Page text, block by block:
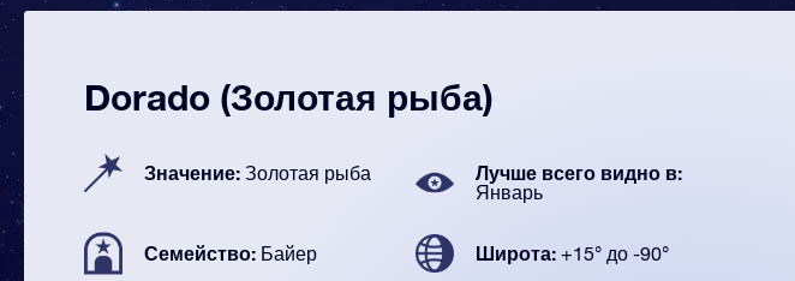
Dorado (Золотая рыба)
Значение: Золотая рыба Лучше всего видно в:
Январь
Семейство: Байер Широта: +15° до -90°